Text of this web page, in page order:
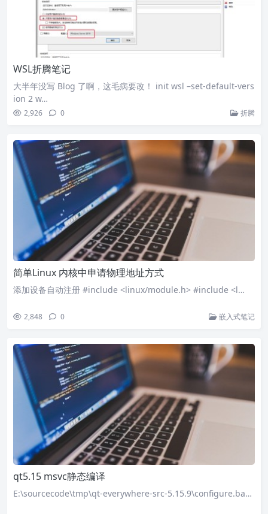
WSL折腾笔记
大半年没写 Blog 了啊，这毛病要改！ init wsl –set-default-vers
ion 2 w…
2,926 0 折腾
简单Linux 内核中申请物理地址方式
添加设备自动注册 #include <linux/module.h> #include <l…
2,848 0 嵌入式笔记
qt5.15 msvc静态编译
E:\sourcecode\tmp\qt-everywhere-src-5.15.9\configure.ba…